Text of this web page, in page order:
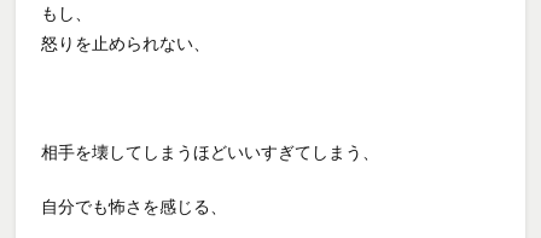
もし、
怒りを止められない、
相手を壊してしまうほどいいすぎてしまう、
自分でも怖さを感じる、